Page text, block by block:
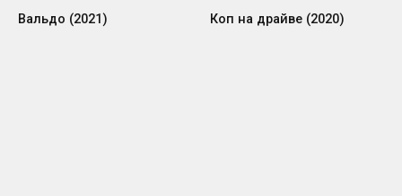
Вальдо (2021) Коп на драйве (2020)